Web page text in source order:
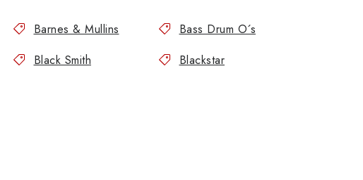
Barnes & Mullins
Bass Drum O´s
Black Smith
Blackstar